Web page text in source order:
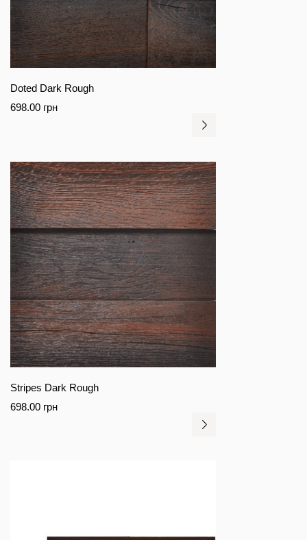
Doted Dark Rough
698.00 грн
Stripes Dark Rough
698.00 грн